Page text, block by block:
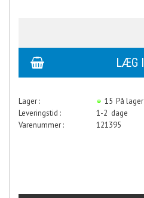
Lager : 15 På lager
Leveringstid :
1-2 dage
Varenummer :
121395